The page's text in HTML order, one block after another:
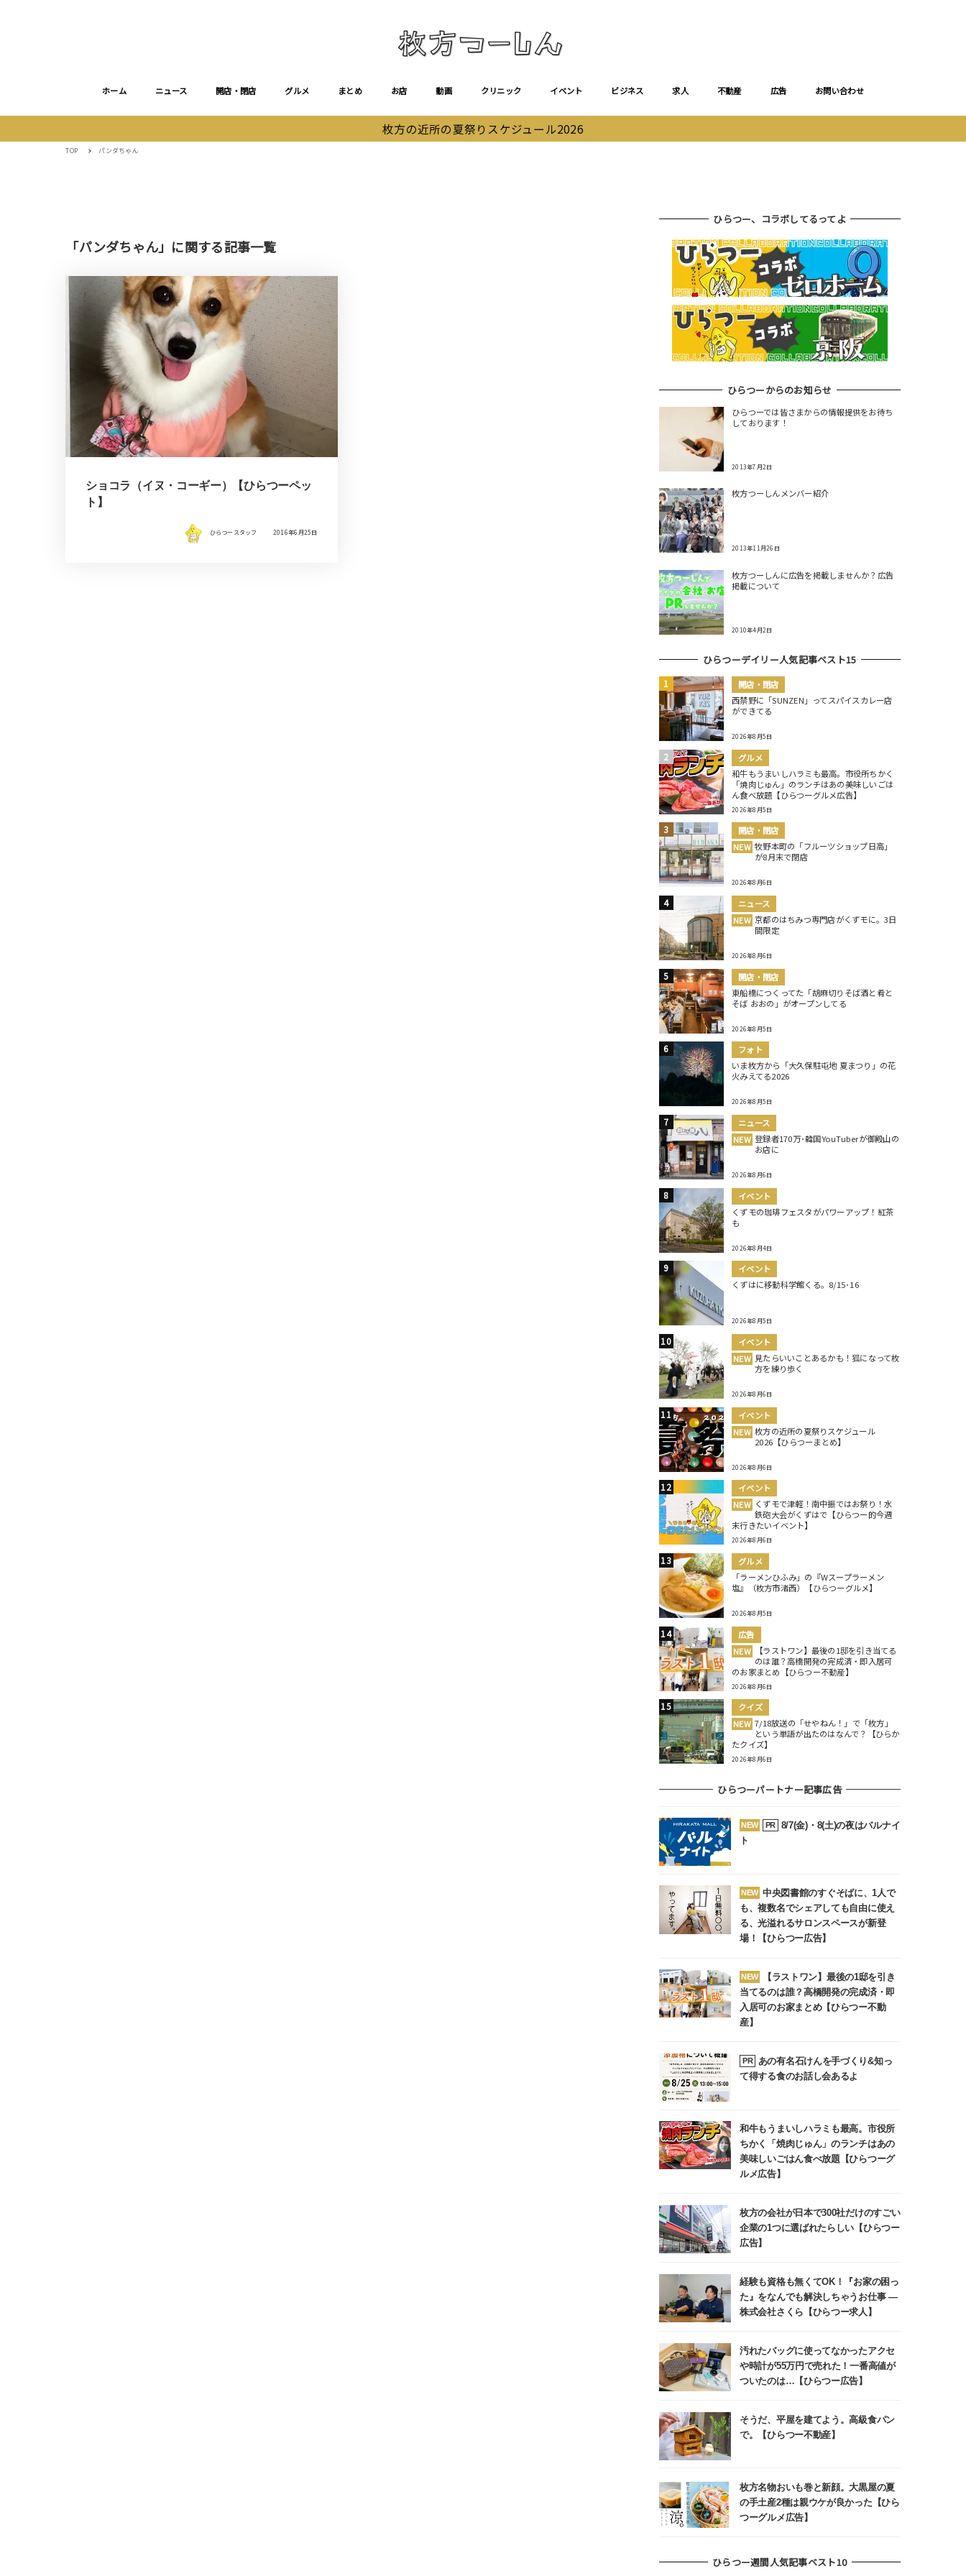
ホーム ニュース 開店・閉店 グルメ まとめ お店 動画 クリニック イベント ビジネス 求人 不動産 広告 お問い合わせ
枚方の近所の夏祭りスケジュール2026
TOP パンダちゃん
「パンダちゃん」に関する記事一覧
ショコラ（イヌ・コーギー）【ひらつーペッ
ト】
ひらつースタッフ 2016年6月25日
ひらつー、コラボしてるってよ
ひらつーからのお知らせ
ひらつーでは皆さまからの情報提供をお待ち
しております！
2013年7月2日
枚方つーしんメンバー紹介
2013年11月26日
枚方つーしんに広告を掲載しませんか？広告
掲載について
2010年4月2日
ひらつーデイリー人気記事ベスト15
開店・閉店
西禁野に「SUNZEN」ってスパイスカレー店
ができてる
2026年8月5日
グルメ
和牛もうまいしハラミも最高。市役所ちかく
「焼肉じゅん」のランチはあの美味しいごは
ん食べ放題【ひらつーグルメ広告】
2026年8月5日
開店・閉店
NEW 牧野本町の「フルーツショップ日高」
が8月末で閉店
2026年8月6日
ニュース
NEW 京都のはちみつ専門店がくずモに。3日
間限定
2026年8月6日
開店・閉店
東船橋につくってた「胡麻切りそば酒と肴と
そば おおの」がオープンしてる
2026年8月5日
フォト
いま枚方から「大久保駐屯地 夏まつり」の花
火みえてる2026
2026年8月5日
ニュース
NEW 登録者170万･韓国YouTuberが御殿山の
お店に
2026年8月6日
イベント
くずモの珈琲フェスタがパワーアップ！紅茶
も
2026年8月4日
イベント
くずはに移動科学館くる。8/15･16
2026年8月5日
イベント
NEW 見たらいいことあるかも！狐になって枚
方を練り歩く
2026年8月6日
イベント
NEW 枚方の近所の夏祭りスケジュール
2026【ひらつーまとめ】
2026年8月6日
イベント
NEW くずモで津軽！南中振ではお祭り！水
鉄砲大会がくずはで【ひらつー的今週
末行きたいイベント】
2026年8月6日
グルメ
「ラーメンひふみ」の『Wスープラーメン
塩』（枚方市渚西）【ひらつーグルメ】
2026年8月5日
広告
NEW
【ラストワン】最後の1邸を引き当てる
のは誰？高橋開発の完成済・即入居可
のお家まとめ【ひらつー不動産】
2026年8月6日
クイズ
NEW 7/18放送の「せやねん！」で「枚方」
という単語が出たのはなんで？【ひらか
たクイズ】
2026年8月6日
ひらつーパートナー記事広告
NEW PR
8/7(金)・8(土)の夜はバルナイ
ト
NEW 中央図書館のすぐそばに、1人で
も、複数名でシェアしても自由に使え
る、光溢れるサロンスペースが新登
場！【ひらつー広告】
NEW
【ラストワン】最後の1邸を引き
当てるのは誰？高橋開発の完成済・即
入居可のお家まとめ【ひらつー不動
産】
PR
あの有名石けんを手づくり&知っ
て得する食のお話し会あるよ
和牛もうまいしハラミも最高。市役所
ちかく「焼肉じゅん」のランチはあの
美味しいごはん食べ放題【ひらつーグ
ルメ広告】
枚方の会社が日本で300社だけのすごい
企業の1つに選ばれたらしい【ひらつー
広告】
経験も資格も無くてOK！『お家の困っ
た』をなんでも解決しちゃうお仕事 ―
株式会社さくら【ひらつー求人】
汚れたバッグに使ってなかったアクセ
や時計が55万円で売れた！一番高値が
ついたのは…【ひらつー広告】
そうだ、平屋を建てよう。高級食パン
で。【ひらつー不動産】
枚方名物おいも巻と新顔。大黒屋の夏
の手土産2種は親ウケが良かった【ひら
つーグルメ広告】
ひらつー週間人気記事ベスト10